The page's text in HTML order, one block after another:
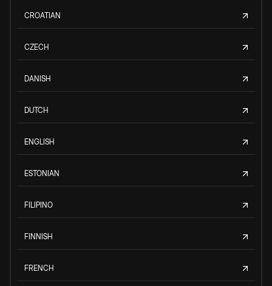
CROATIAN
CZECH
DANISH
DUTCH
ENGLISH
ESTONIAN
FILIPINO
FINNISH
FRENCH